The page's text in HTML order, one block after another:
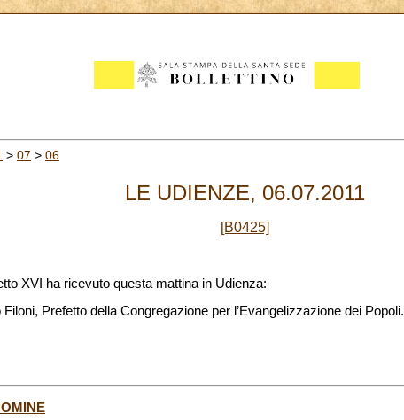
> 07 > 06
LE UDIENZE, 06.07.2011
[B0425]
XVI ha ricevuto questa mattina in Udienza:
Prefetto della Congregazione per l’Evangelizzazione dei Popoli.